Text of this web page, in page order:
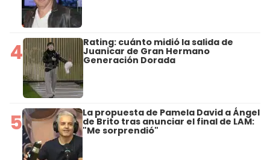
4 Rating: cuánto midió la salida de
Juanicar de Gran Hermano
Generación Dorada
5 La propuesta de Pamela David a Ángel
de Brito tras anunciar el final de LAM:
"Me sorprendió"